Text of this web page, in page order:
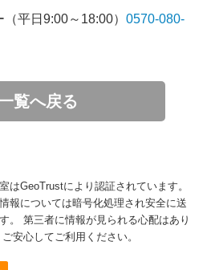
平日9:00～18:00） 0570-080-
覧へ戻る
はGeoTrustにより認証されています。
報については暗号化処理され安全に送
。
第三者に情報が見られる心配はあり
ご安心してご利用ください。